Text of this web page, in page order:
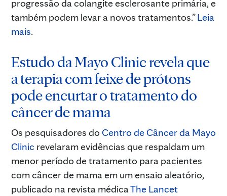
progressão da colangite esclerosante primária, e
também podem levar a novos tratamentos.”Leia
mais.
Estudo da Mayo Clinic revela que
a terapia com feixe de prótons
pode encurtar o tratamento do
câncer de mama
Os pesquisadores do Centro de Câncer da Mayo
Clinic revelaram evidências que respaldam um
menor período de tratamento para pacientes
com câncer de mama em um ensaio aleatório,
publicado na revista médicaThe Lancet